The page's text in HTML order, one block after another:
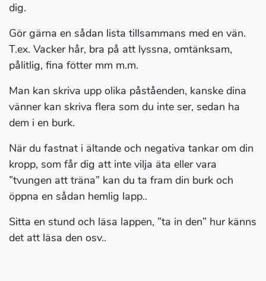
dig.
Gör gärna en sådan lista tillsammans med en vän.
T.ex. Vacker hår, bra på att lyssna, omtänksam,
pålitlig, fina fötter mm m.m.
Man kan skriva upp olika påståenden, kanske dina
vänner kan skriva flera som du inte ser, sedan ha
dem i en burk.
När du fastnat i ältande och negativa tankar om din
kropp, som får dig att inte vilja äta eller vara
”tvungen att träna” kan du ta fram din burk och
öppna en sådan hemlig lapp..
Sitta en stund och läsa lappen, ”ta in den” hur känns
det att läsa den osv..